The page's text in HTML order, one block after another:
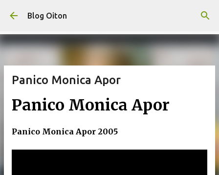
Pular para o conteúdo principal
Blog Oiton
Panico Monica Apor
Panico Monica Apor
Panico Monica Apor 2005